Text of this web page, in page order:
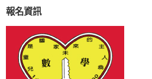
報名資訊